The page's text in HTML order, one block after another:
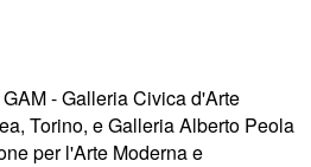
- Galleria Civica d'Arte
Torino, e Galleria Alberto Peola
per l'Arte Moderna e